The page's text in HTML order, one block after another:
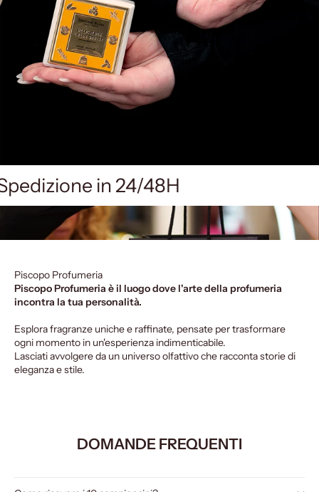
in 24/48H
Piscopo Profumeria
Piscopo Profumeria è il luogo dove l'arte della profumeria
incontra la tua personalità.
Esplora fragranze uniche e raffinate, pensate per trasformare
ogni momento in un'esperienza indimenticabile.
Lasciati avvolgere da un universo olfattivo che racconta storie di
eleganza e stile.
DOMANDE FREQUENTI